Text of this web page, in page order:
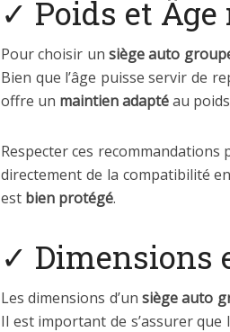
✓ Poids et
Pour choisir unsiège auto
Bien que l’âge puisse servir de
offre un maintien adaptéau
Respecter ces recommandations
directement de la compatibilité
est bien protégé.
✓ Dimensions
Les dimensions d’un siège auto
Il est important de s’assurer